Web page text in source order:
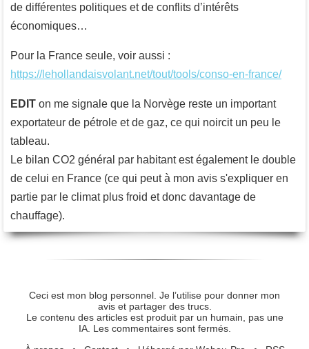
de différentes politiques et de conflits d’intérêts
économiques…
Pour la France seule, voir aussi :
https://lehollandaisvolant.net/tout/tools/conso-en-france/
EDIT on me signale que la Norvège reste un important
exportateur de pétrole et de gaz, ce qui noircit un peu le
tableau.
Le bilan CO2 général par habitant est également le double
de celui en France (ce qui peut à mon avis s'expliquer en
partie par le climat plus froid et donc davantage de
chauffage).
Ceci est mon blog personnel. Je l’utilise pour donner mon
avis et partager des trucs.
Le contenu des articles est produit par un humain, pas une
IA. Les commentaires sont fermés.